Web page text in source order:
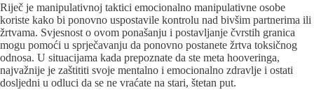
Riječ je manipulativnoj taktici emocionalno manipulativne osobe
koriste kako bi ponovno uspostavile kontrolu nad bivšim partnerima ili
žrtvama. Svjesnost o ovom ponašanju i postavljanje čvrstih granica
mogu pomoći u sprječavanju da ponovno postanete žrtva toksičnog
odnosa. U situacijama kada prepoznate da ste meta hooveringa,
najvažnije je zaštititi svoje mentalno i emocionalno zdravlje i ostati
dosljedni u odluci da se ne vraćate na stari, štetan put.